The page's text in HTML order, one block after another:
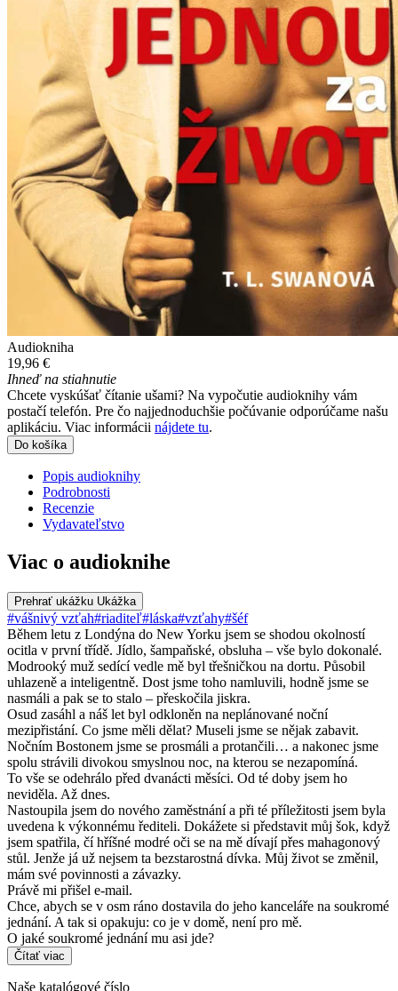
Audiokniha
19,96 €
Ihneď na stiahnutie
Chcete vyskúšať čítanie ušami? Na vypočutie audioknihy vám
postačí telefón. Pre čo najjednoduchšie počúvanie odporúčame našu
aplikáciu. Viac informácii nájdete tu.
Do košíka
Popis audioknihy
Podrobnosti
Recenzie
Vydavateľstvo
Viac o audioknihe
Prehrať ukážku Ukážka
#vášnivý vzťah#riaditeľ#láska#vzťahy#šéf
Během letu z Londýna do New Yorku jsem se shodou okolností
ocitla v první třídě. Jídlo, šampaňské, obsluha – vše bylo dokonalé.
Modrooký muž sedící vedle mě byl třešničkou na dortu. Působil
uhlazeně a inteligentně. Dost jsme toho namluvili, hodně jsme se
nasmáli a pak se to stalo – přeskočila jiskra.
Osud zasáhl a náš let byl odkloněn na neplánované noční
mezipřistání. Co jsme měli dělat? Museli jsme se nějak zabavit.
Nočním Bostonem jsme se prosmáli a protančili… a nakonec jsme
spolu strávili divokou smyslnou noc, na kterou se nezapomíná.
To vše se odehrálo před dvanácti měsíci. Od té doby jsem ho
neviděla. Až dnes.
Nastoupila jsem do nového zaměstnání a při té příležitosti jsem byla
uvedena k výkonnému řediteli. Dokážete si představit můj šok, když
jsem spatřila, čí hříšné modré oči se na mě dívají přes mahagonový
stůl. Jenže já už nejsem ta bezstarostná dívka. Můj život se změnil,
mám své povinnosti a závazky.
Právě mi přišel e-mail.
Chce, abych se v osm ráno dostavila do jeho kanceláře na soukromé
jednání. A tak si opakuju: co je v domě, není pro mě.
O jaké soukromé jednání mu asi jde?
Čítať viac
Naše katalógové číslo